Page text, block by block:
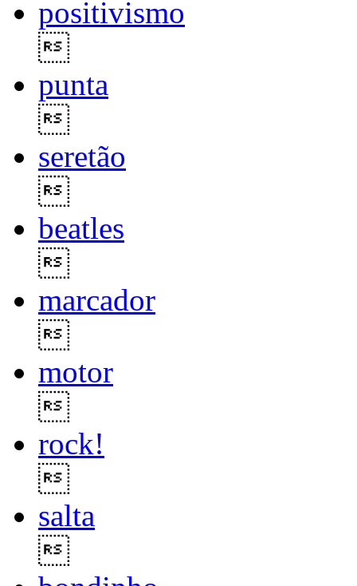
positivismo
punta
seretão
beatles
marcador
motor
rock!
salta